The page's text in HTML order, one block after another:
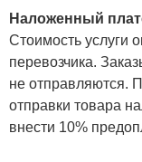
Наложенный
Стоимость услуги
перевозчика.
не отправляются.
отправки товара
внести 10%